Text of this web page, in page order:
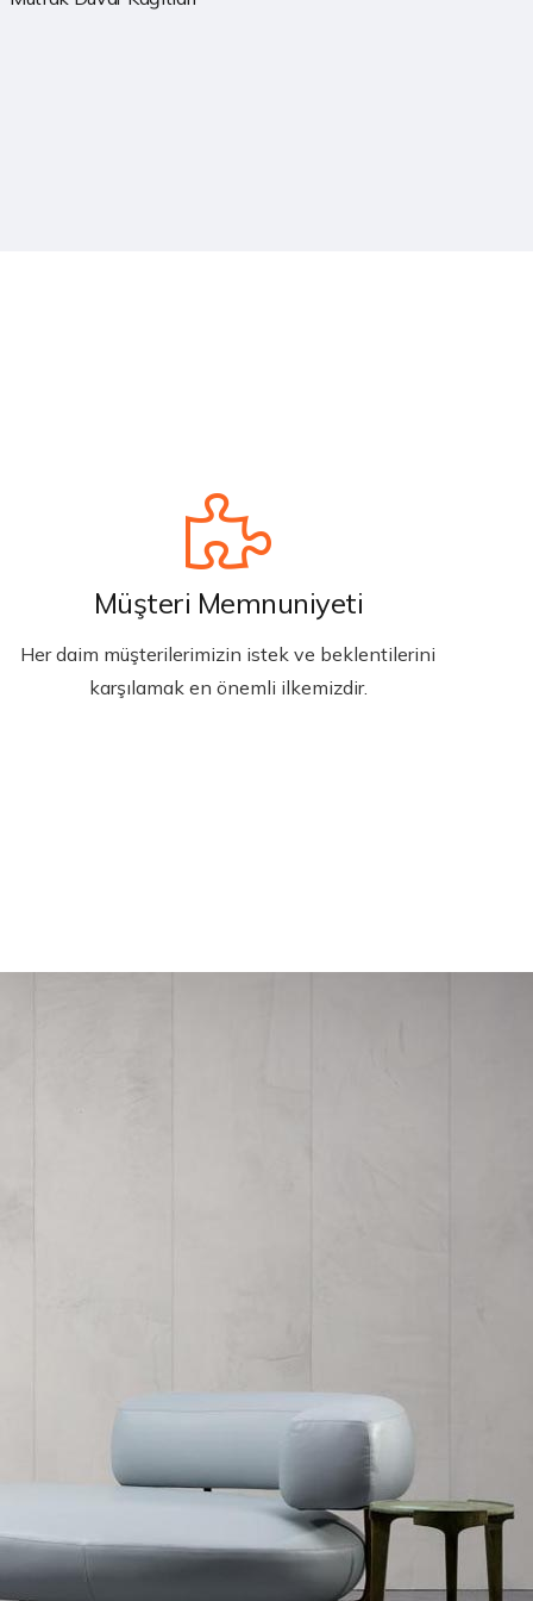
Müşteri Memnuniyeti
Her daim müşterilerimizin istek ve beklentilerini
karşılamak en önemli ilkemizdir.